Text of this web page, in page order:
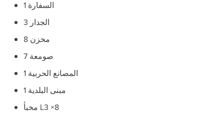
السفارة 1
الجدار 3
مخزن 8
صومعة 7
المصانع الحربية 1
مبنى البلدية 1
مخبأ L3 ×8